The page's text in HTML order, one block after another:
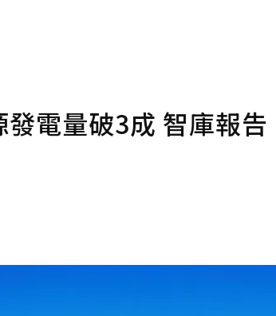
電量破3成 智庫報